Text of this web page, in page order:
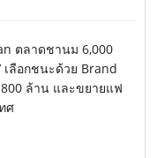
ตลาดชานม 6,000
เลือกชนะด้วย Brand
ล้าน และขยายแฟ
ศ